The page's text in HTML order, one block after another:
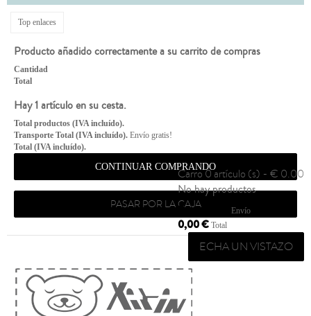
Top enlaces
Carro0 artículo (s) - € 0.00
No hay productos
Envío gratis!
Envío
0,00 € Total
ECHA UN VISTAZO
Producto añadido correctamente a su carrito de compras
Cantidad
Total
Hay 1 artículo en su cesta.
Total productos (IVA incluído).
Transporte Total (IVA incluído). Envío gratis!
Total (IVA incluído).
CONTINUAR COMPRANDO
PASAR POR LA CAJA